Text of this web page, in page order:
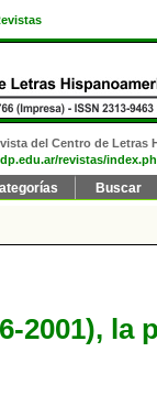
del Centro de
revistas/
Buscar
2001), la